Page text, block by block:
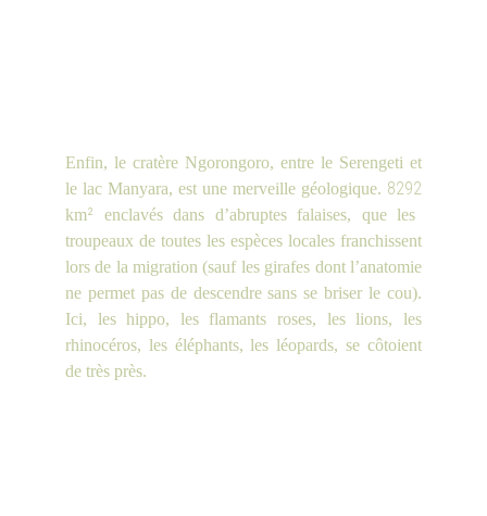
Enfin, le cratère Ngorongoro, entre le Serengeti et
le lac Manyara, est une merveille géologique. 8292
km² enclavés dans d’abruptes falaises, que les
troupeaux de toutes les espèces locales franchissent
lors de la migration (sauf les girafes dont l’anatomie
ne permet pas de descendre sans se briser le cou).
Ici, les hippo, les flamants roses, les lions, les
rhinocéros, les éléphants, les léopards, se côtoient
de très près.